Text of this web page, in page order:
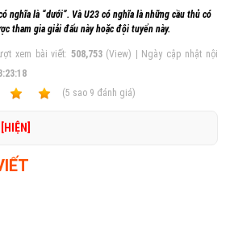
nghĩa là “dưới”. Và U23 có nghĩa là những cầu thủ có
tham gia giải đấu này hoặc đội tuyển này.
xem bài viết: 508,753(View) | Ngày cập nhật nội
(5 sao 9 đánh giá)
[HIỆN]